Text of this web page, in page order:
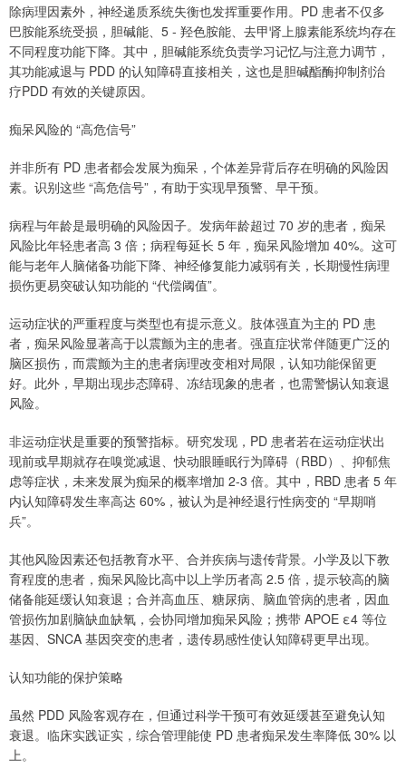
除病理因素外，神经递质系统失衡也发挥重要作用。PD 患者不仅多
巴胺能系统受损，胆碱能、5 - 羟色胺能、去甲肾上腺素能系统均存在
不同程度功能下降。其中，胆碱能系统负责学习记忆与注意力调节，
其功能减退与 PDD 的认知障碍直接相关，这也是胆碱酯酶抑制剂治
疗PDD 有效的关键原因。
痴呆风险的 “高危信号”
并非所有 PD 患者都会发展为痴呆，个体差异背后存在明确的风险因
素。识别这些 “高危信号”，有助于实现早预警、早干预。
病程与年龄是最明确的风险因子。发病年龄超过 70 岁的患者，痴呆
风险比年轻患者高 3 倍；病程每延长 5 年，痴呆风险增加 40%。这可
能与老年人脑储备功能下降、神经修复能力减弱有关，长期慢性病理
损伤更易突破认知功能的 “代偿阈值”。
运动症状的严重程度与类型也有提示意义。肢体强直为主的 PD 患
者，痴呆风险显著高于以震颤为主的患者。强直症状常伴随更广泛的
脑区损伤，而震颤为主的患者病理改变相对局限，认知功能保留更
好。此外，早期出现步态障碍、冻结现象的患者，也需警惕认知衰退
风险。
非运动症状是重要的预警指标。研究发现，PD 患者若在运动症状出
现前或早期就存在嗅觉减退、快动眼睡眠行为障碍（RBD）、抑郁焦
虑等症状，未来发展为痴呆的概率增加 2-3 倍。其中，RBD 患者 5 年
内认知障碍发生率高达 60%，被认为是神经退行性病变的 “早期哨
兵”。
其他风险因素还包括教育水平、合并疾病与遗传背景。小学及以下教
育程度的患者，痴呆风险比高中以上学历者高 2.5 倍，提示较高的脑
储备能延缓认知衰退；合并高血压、糖尿病、脑血管病的患者，因血
管损伤加剧脑缺血缺氧，会协同增加痴呆风险；携带 APOE ε4 等位
基因、SNCA 基因突变的患者，遗传易感性使认知障碍更早出现。
认知功能的保护策略
虽然 PDD 风险客观存在，但通过科学干预可有效延缓甚至避免认知
衰退。临床实践证实，综合管理能使 PD 患者痴呆发生率降低 30% 以
上。